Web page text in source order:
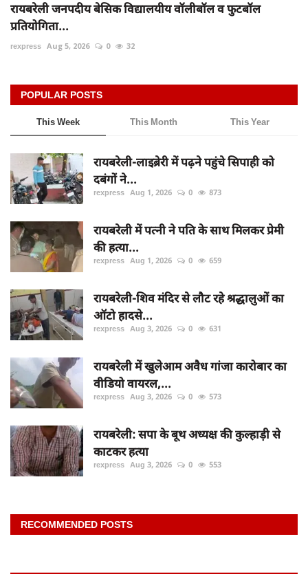
रायबरेली जनपदीय बेसिक विद्यालयीय वॉलीबॉल व फुटबॉल
प्रतियोगिता...
rexpress Aug 5, 2026 0 32
POPULAR POSTS
This Week This Month This Year
रायबरेली-लाइब्रेरी में पढ़ने पहुंचे सिपाही को
दबंगों ने...
rexpress Aug 1, 2026 0 873
रायबरेली में पत्नी ने पति के साथ मिलकर प्रेमी
की हत्या...
rexpress Aug 1, 2026 0 659
रायबरेली-शिव मंदिर से लौट रहे श्रद्धालुओं का
ऑटो हादसे...
rexpress Aug 3, 2026 0 631
रायबरेली में खुलेआम अवैध गांजा कारोबार का
वीडियो वायरल,...
rexpress Aug 3, 2026 0 573
रायबरेली: सपा के बूथ अध्यक्ष की कुल्हाड़ी से
काटकर हत्या
rexpress Aug 3, 2026 0 553
RECOMMENDED POSTS